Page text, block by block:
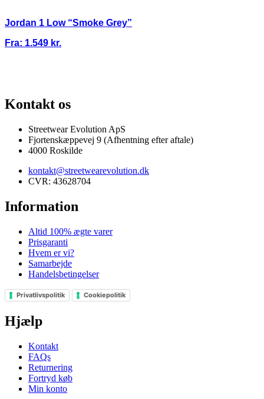
Jordan 1 Low “Smoke Grey”
Fra: 1.549 kr.
Kontakt os
Streetwear Evolution ApS
Fjortenskæppevej 9 (Afhentning efter aftale)
4000 Roskilde
kontakt@streetwearevolution.dk
CVR: 43628704
Information
Altid 100% ægte varer
Prisgaranti
Hvem er vi?
Samarbejde
Handelsbetingelser
Privatlivspolitik Cookiepolitik
Hjælp
Kontakt
FAQs
Returnering
Fortryd køb
Min konto